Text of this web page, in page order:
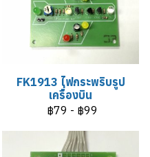
FK1913 ไฟกระพริบรูป
เครื่องบิน
฿79 - ฿99